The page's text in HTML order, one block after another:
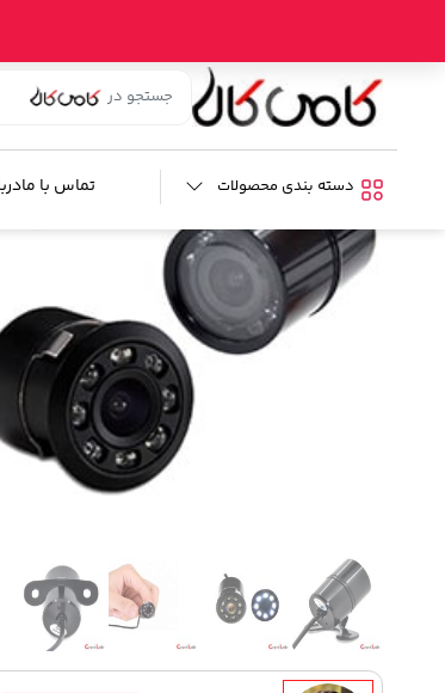
دسته بندی محصولات تماس با ما